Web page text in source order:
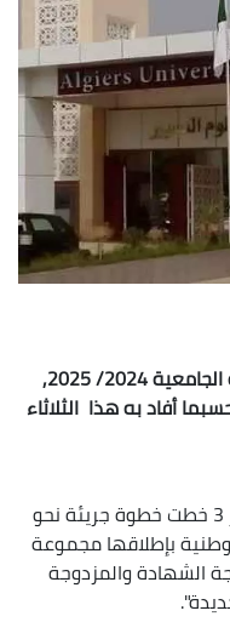
تتعزز جامعة الجزائر 3, بداية من السنة الجامعية 2024/ 2025,
أفاد به هذا الثلاثاء
وأوضح المصدر ذاته, أن "جامعة الجزائر 3 خطت خطوة جريئة نحو
بإطلاقها مجموعة
الشهادة والمزدوجة